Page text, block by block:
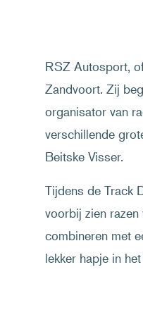
RSZ Autosport,
Zandvoort. Zij
organisator van
verschillende
Beitske Visser.
Tijdens de Track
voorbij zien razen
combineren met
lekker hapje in